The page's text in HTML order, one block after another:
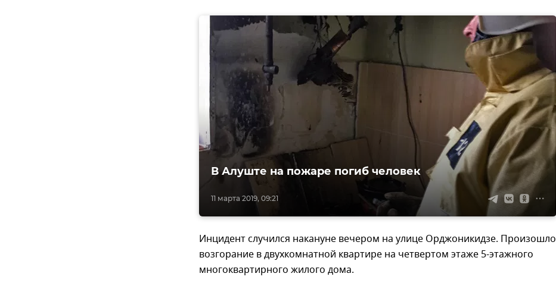
11 марта 2019, 09:21
В Алуште на пожаре погиб человек
Инцидент случился накануне вечером на улице Орджоникидзе. Произошло
возгорание в двухкомнатной квартире на четвертом этаже 5-этажного
многоквартирного жилого дома.